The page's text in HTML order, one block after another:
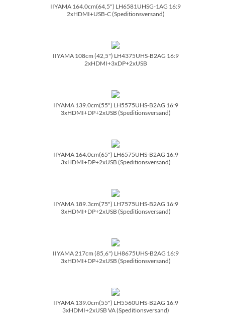
IIYAMA 164.0cm(64,5") LH6581UHSG-1AG 16:9
2xHDMI+USB-C (Speditionsversand)
IIYAMA 108cm (42,5") LH4375UHS-B2AG 16:9
2xHDMI+3xDP+2xUSB
IIYAMA 139.0cm(55") LH5575UHS-B2AG 16:9
3xHDMI+DP+2xUSB (Speditionsversand)
IIYAMA 164.0cm(65") LH6575UHS-B2AG 16:9
3xHDMI+DP+2xUSB (Speditionsversand)
IIYAMA 189.3cm(75") LH7575UHS-B2AG 16:9
3xHDMI+DP+2xUSB (Speditionsversand)
IIYAMA 217cm (85,6") LH8675UHS-B2AG 16:9
3xHDMI+DP+2xUSB (Speditionsversand)
IIYAMA 139.0cm(55") LH5560UHS-B2AG 16:9
3xHDMI+2xUSB VA (Speditionsversand)